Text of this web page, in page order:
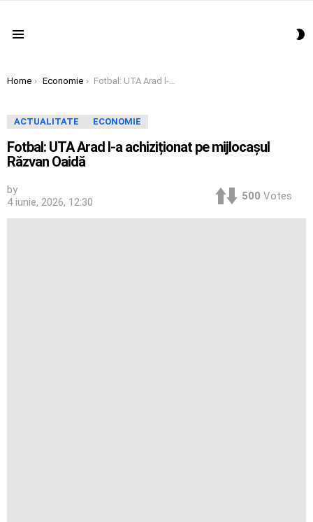
You are here:
Home Economie Fotbal: UTA Arad l-a achiziționat pe mijlocașul Răzvan Oaidă
ACTUALITATE ECONOMIE
Fotbal: UTA Arad l-a achiziționat pe mijlocașul
Răzvan Oaidă
by
4 iunie, 2026, 12:30
500 Votes